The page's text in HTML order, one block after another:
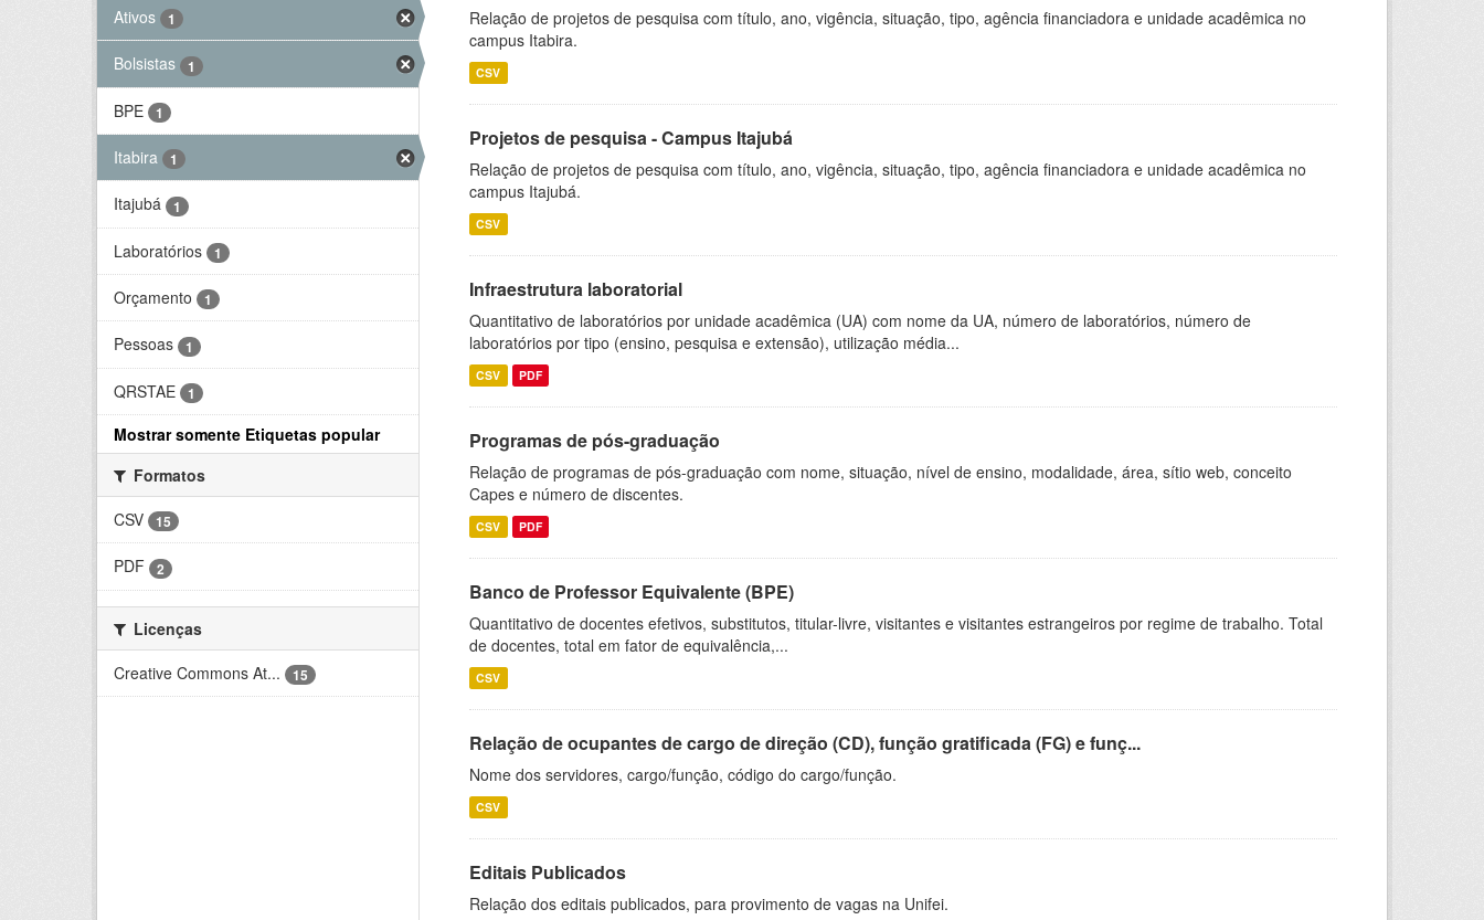
Ativos 1
Bolsistas 1
BPE 1
Itabira 1
Itajubá 1
Laboratórios 1
Orçamento 1
Pessoas 1
QRSTAE 1
Mostrar somente Etiquetas popular
Formatos
CSV
15
PDF 2
Licenças
Creative Commons At...
15
Relação de projetos de pesquisa com título, ano, vigência, situação, tipo, agência financiadora e unidade acadêmica no
campus Itabira.
CSV
Projetos de pesquisa - Campus Itajubá
Relação de projetos de pesquisa com título, ano, vigência, situação, tipo, agência financiadora e unidade acadêmica no
campus Itajubá.
CSV
Infraestrutura laboratorial
Quantitativo de laboratórios por unidade acadêmica (UA) com nome da UA, número de laboratórios, número de
laboratórios por tipo (ensino, pesquisa e extensão), utilização média...
CSV PDF
Programas de pós-graduação
Relação de programas de pós-graduação com nome, situação, nível de ensino, modalidade, área, sítio web, conceito
Capes e número de discentes.
CSV PDF
Banco de Professor Equivalente (BPE)
Quantitativo de docentes efetivos, substitutos, titular-livre, visitantes e visitantes estrangeiros por regime de trabalho. Total
de docentes, total em fator de equivalência,...
CSV
Relação de ocupantes de cargo de direção (CD), função gratificada (FG) e funç...
Nome dos servidores, cargo/função, código do cargo/função.
CSV
Editais Publicados
Relação dos editais publicados, para provimento de vagas na Unifei.